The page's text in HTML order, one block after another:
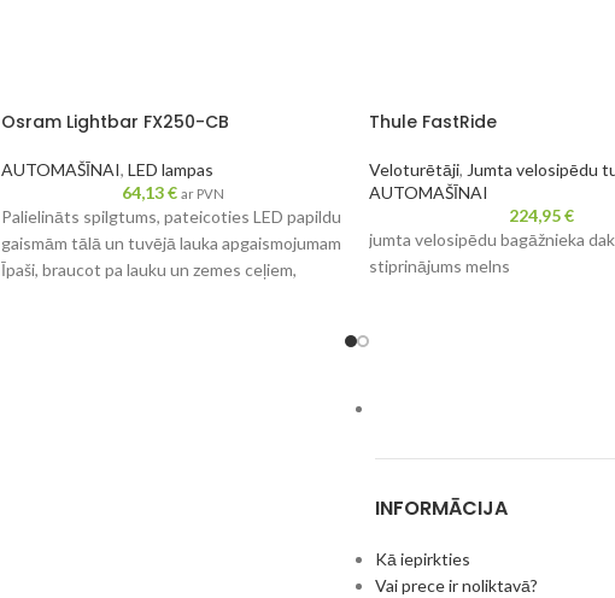
Osram Lightbar FX250-CB
AUTOMAŠĪNAI, LED lampas
64,13€ ar PVN
Palielināts spilgtums, pateicoties LED papildu
gaismām tālā un tuvējā lauka apgaismojumam
Īpaši, braucot pa lauku un zemes ceļiem,
Thule FastRide
Veloturētāji, Jumta velosipēdu
AUTOMAŠĪNAI
224,95€
jumta velosipēdu bagāžnieka
stiprinājums melns
INFORMĀCIJA
Kā iepirkties
Vai prece ir noliktavā?